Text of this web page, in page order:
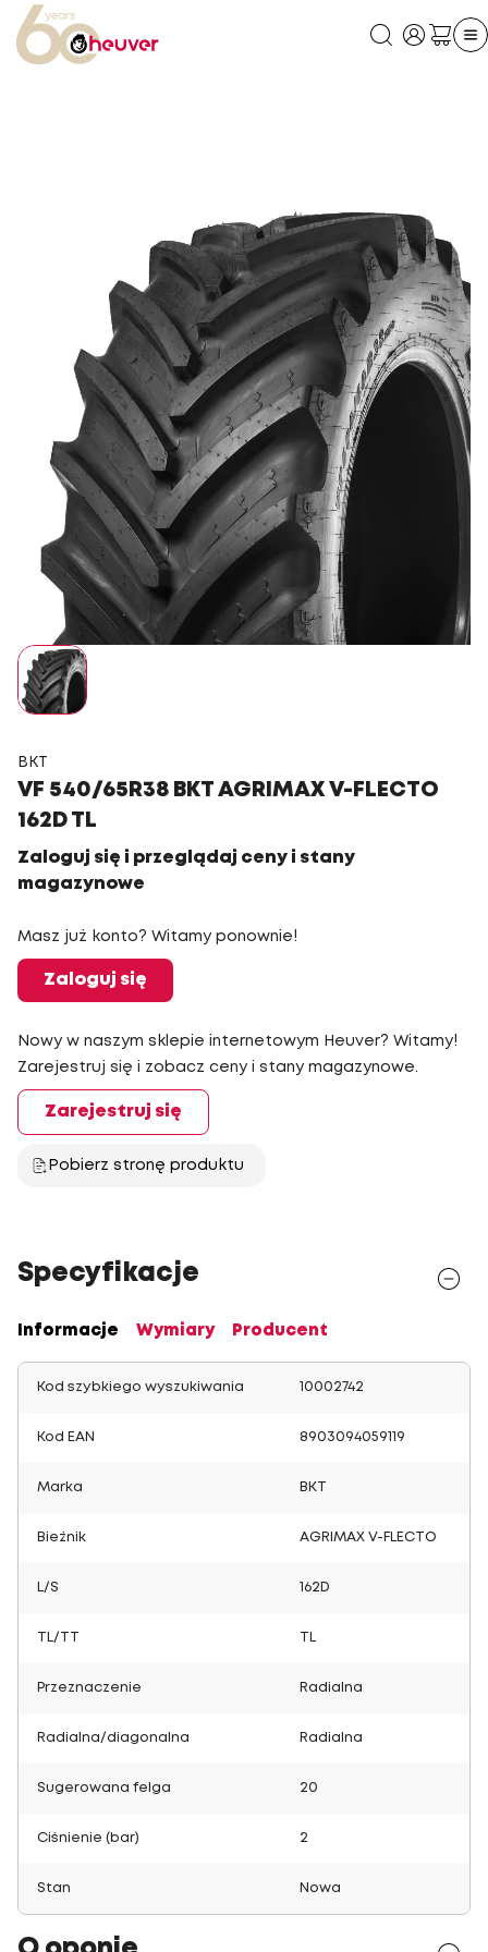
BKT
VF 540/65R38 BKT AGRIMAX V-FLECTO
162D TL
Zaloguj się i przeglądaj ceny i stany
magazynowe
Masz już konto? Witamy ponownie!
Zaloguj się
Nowy w naszym sklepie internetowym Heuver? Witamy!
Zarejestruj się i zobacz ceny i stany magazynowe.
Zarejestruj się
Pobierz stronę produktu
Specyfikacje
Informacje Wymiary Producent
Kod szybkiego wyszukiwania 10002742
Kod EAN 8903094059119
Marka BKT
Bieżnik AGRIMAX V-FLECTO
L/S 162D
TL/TT
Przeznaczenie Radialna
Radialna/diagonalna Radialna
Sugerowana felga 20
Ciśnienie (bar) 2
Stan Nowa